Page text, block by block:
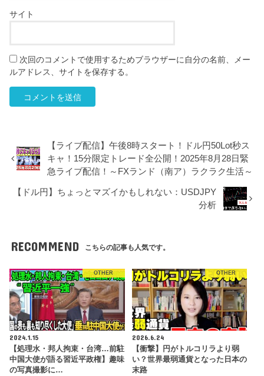
サイト
次回のコメントで使用するためブラウザーに自分の名前、メー
ルアドレス、サイトを保存する。
【ライブ配信】午後8時スタート！ドル円50Lot秒ス
キャ！15分限定トレード全公開！2025年8月28日緊
急ライブ配信！～FXランド（南ア）ラクラク生活～
【ドル円】ちょっとマズイかもしれない：USDJPY
分析
RECOMMEND こちらの記事も人気です。
OTHER
2024.1.15
【処理水・邦人拘束・台湾…前駐
中国大使が語る習近平政権】趣味
の写真撮影に…
OTHER
2026.6.24
【衝撃】円がトルコリラより弱
い？世界最弱通貨となった日本の
末路